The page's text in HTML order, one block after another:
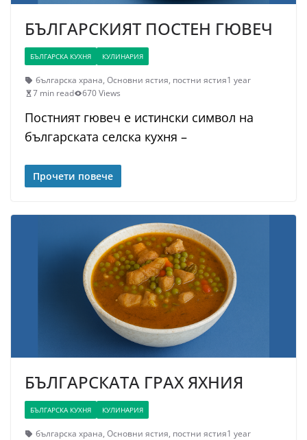
БЪЛГАРСКИЯТ ПОСТЕН ГЮВЕЧ
БЪЛГАРСКА КУХНЯ КУЛИНАРИЯ
българска храна, Основни ястия, постни ястия1 year
7 min read
670 Views
Постният гювеч е истински символ на
българската селска кухня –
Прочети повече
БЪЛГАРСКАТА ГРАХ ЯХНИЯ
БЪЛГАРСКА КУХНЯ КУЛИНАРИЯ
българска храна, Основни ястия, постни ястия1 year